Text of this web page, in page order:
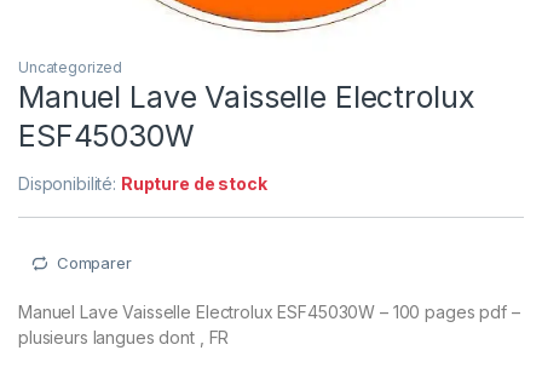
Uncategorized
Manuel Lave Vaisselle Electrolux
ESF45030W
Disponibilité: Rupture de stock
Comparer
Manuel Lave Vaisselle Electrolux ESF45030W – 100 pages pdf –
plusieurs langues dont , FR